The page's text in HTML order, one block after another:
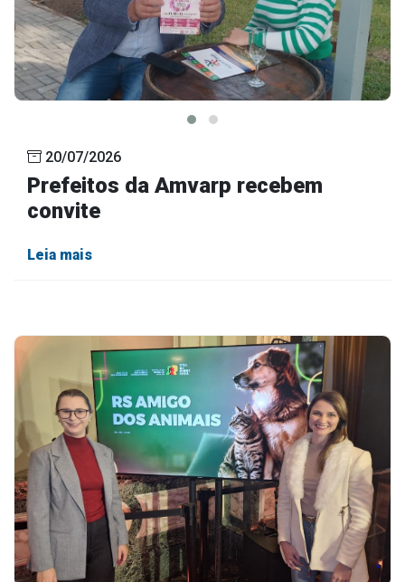
20/07/2026
Prefeitos da Amvarp recebem
convite
Leia mais